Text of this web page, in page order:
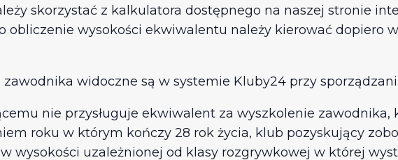
skorzystać z kalkulatora dostępnego na naszej stronie
obliczenie wysokości ekwiwalentu należy kierować dopiero
widoczne są w systemie Kluby24 przy
nie przysługuje ekwiwalent za wyszkolenie
roku w którym kończy 28 rok życia, klub pozyskujący
wysokości uzależnionej od klasy rozgrywkowej w której